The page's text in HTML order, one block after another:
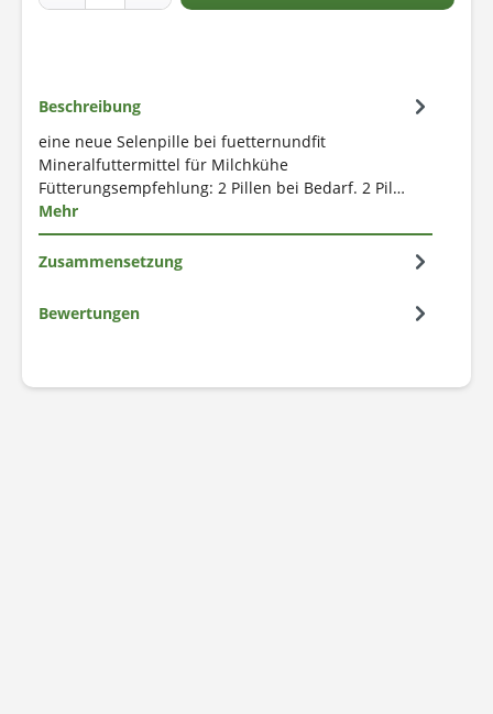
Beschreibung
eine neue Selenpille bei fuetternundfit
Mineralfuttermittel für Milchkühe
Fütterungsempfehlung: 2 Pillen bei Bedarf. 2 Pil…
Mehr
Zusammensetzung
Bewertungen